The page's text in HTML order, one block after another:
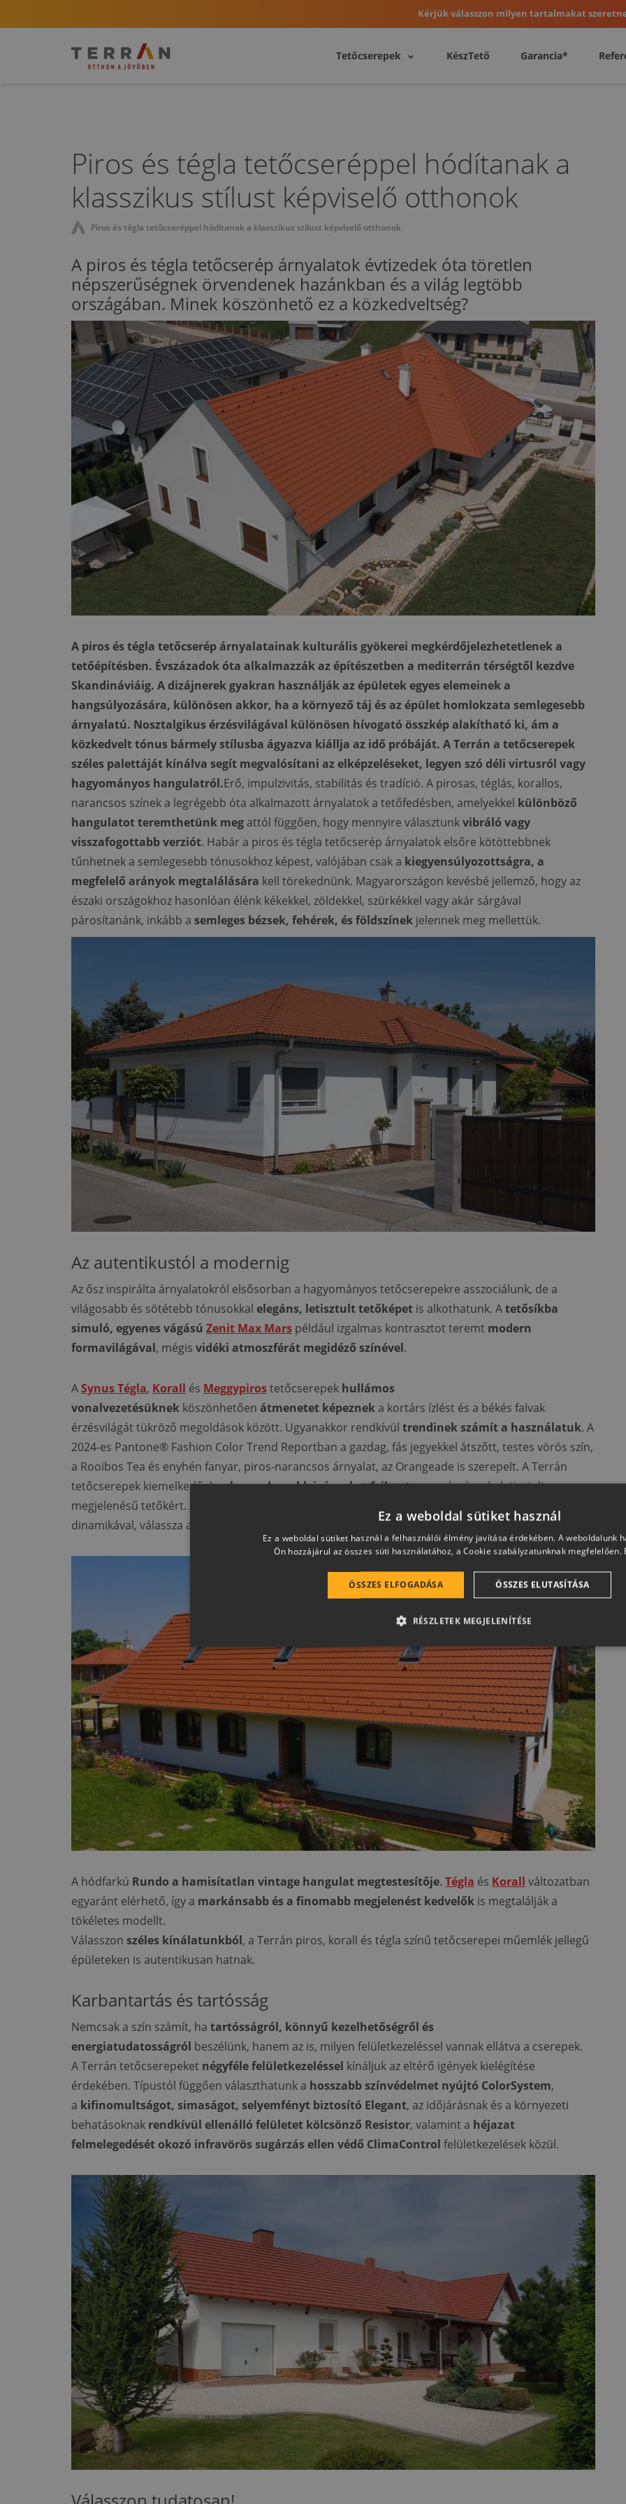
Kérjük válasszon milyen tartalmakat
Tetőcserepek KészTető Garancia*
Piros és tégla tetőcseréppel hódítanak a
klasszikus stílust képviselő otthonok
Piros és tégla tetőcseréppel hódítanak a klasszikus stílust képviselő otthonok
A piros és tégla tetőcserép árnyalatok évtizedek óta töretlen
népszerűségnek örvendenek hazánkban és a világ legtöbb
országában. Minek köszönhető ez a közkedveltség?
A piros és tégla tetőcserép árnyalatainak kulturális gyökerei megkérdőjelezhetetlenek a
tetőépítésben. Évszázadok óta alkalmazzák az építészetben a mediterrán térségtől kezdve
Skandináviáig. A dizájnerek gyakran használják az épületek egyes elemeinek a
hangsúlyozására, különösen akkor, ha a környező táj és az épület homlokzata semlegesebb
árnyalatú. Nosztalgikus érzésvilágával különösen hívogató összkép alakítható ki, ám a
közkedvelt tónus bármely stílusba ágyazva kiállja az idő próbáját. A Terrán a tetőcserepek
széles palettáját kínálva segít megvalósítani az elképzeléseket, legyen szó déli virtusról vagy
hagyományos hangulatról.Erő, impulzivitás, stabilitás és tradíció. A pirosas, téglás, korallos,
narancsos színek a legrégebb óta alkalmazott árnyalatok a tetőfedésben, amelyekkel különböző
hangulatot teremthetünk meg attól függően, hogy mennyire választunkvibráló vagy
visszafogottabb verziót. Habár a piros és tégla tetőcserép árnyalatok elsőre kötöttebbnek
tűnhetnek a semlegesebb tónusokhoz képest, valójában csak a kiegyensúlyozottságra, a
megfelelő arányok megtalálására kell törekednünk. Magyarországon kevésbé jellemző, hogy az
északi országokhoz hasonlóan élénk kékekkel, zöldekkel, szürkékkel vagy akár sárgával
párosítanánk, inkább a semleges bézsek, fehérek, és földszínek jelennek meg mellettük.
Az autentikustól a modernig
Az ősz inspirálta árnyalatokról elsősorban a hagyományos tetőcserepekre asszociálunk, de a
világosabb és sötétebb tónusokkal elegáns, letisztult tetőképet is alkothatunk. Atetősíkba
simuló, egyenes vágású Zenit Max Mars például izgalmas kontrasztot teremt modern
formavilágával, mégis vidéki atmoszférát megidéző színével.
ASynus Tégla, Korall és Meggypirostetőcserepek hullámos
vonalvezetésüknek köszönhetően átmenetet képeznek a kortárs ízlést és a békés falvak
érzésvilágát tükröző megoldások között. Ugyanakkor rendkívül trendinek számít a használatuk. A
2024-es Pantone® Fashion Color Trend Reportban a gazdag, fás jegyekkel átszőtt, testes vörös szín,
a Rooibos Tea és enyhén fanyar, piros-narancsos árnyalat, az Orangeade is szerepelt. A Terrán
tetőcserepek kiemelkedőek, alegmodernebb igényekre fejlesztve, az elegáns és letisztult
megjelenésű tetőkért. Amennyiben
dinamikával, válassza a
A hódfarkú Rundo a hamisítatlan vintage hangulat megtestesítője. Tégla és Korall változatban
egyaránt elérhető, így a markánsabb és a finomabb megjelenést kedvelők is megtalálják a
tökéletes modellt.
Válasszon széles kínálatunkból, a Terrán piros, korall és tégla színű tetőcserepei műemlék jellegű
épületeken is autentikusan hatnak.
Karbantartás és tartósság
Nemcsak a szín számít, ha tartósságról, könnyű kezelhetőségről és
energiatudatosságról beszélünk, hanem az is, milyen felületkezeléssel vannak ellátva a cserepek.
A Terrán tetőcserepeket négyféle felületkezeléssel kínáljuk az eltérő igények kielégítése
érdekében. Típustól függően választhatunk a hosszabb színvédelmet nyújtó ColorSystem,
a kifinomultságot, simaságot, selyemfényt biztosító Elegant, az időjárásnak és a környezeti
behatásoknak rendkívül ellenálló felületet kölcsönző Resistor, valamint a héjazat
felmelegedését okozó infravörös sugárzás ellen védő ClimaControl felületkezelések közül.
Ez a weboldal sütiket használ
Ez a weboldal sütiket használ a felhasználói élmény javítása érdekében. A weboldalunk
Ön hozzájárul az összes süti használatához, a Cookie szabályzatunknak megfelelően.
ÖSSZES ELFOGADÁSA ÖSSZES ELUTASÍTÁSA
RÉSZLETEK MEGJELENÍTÉSE